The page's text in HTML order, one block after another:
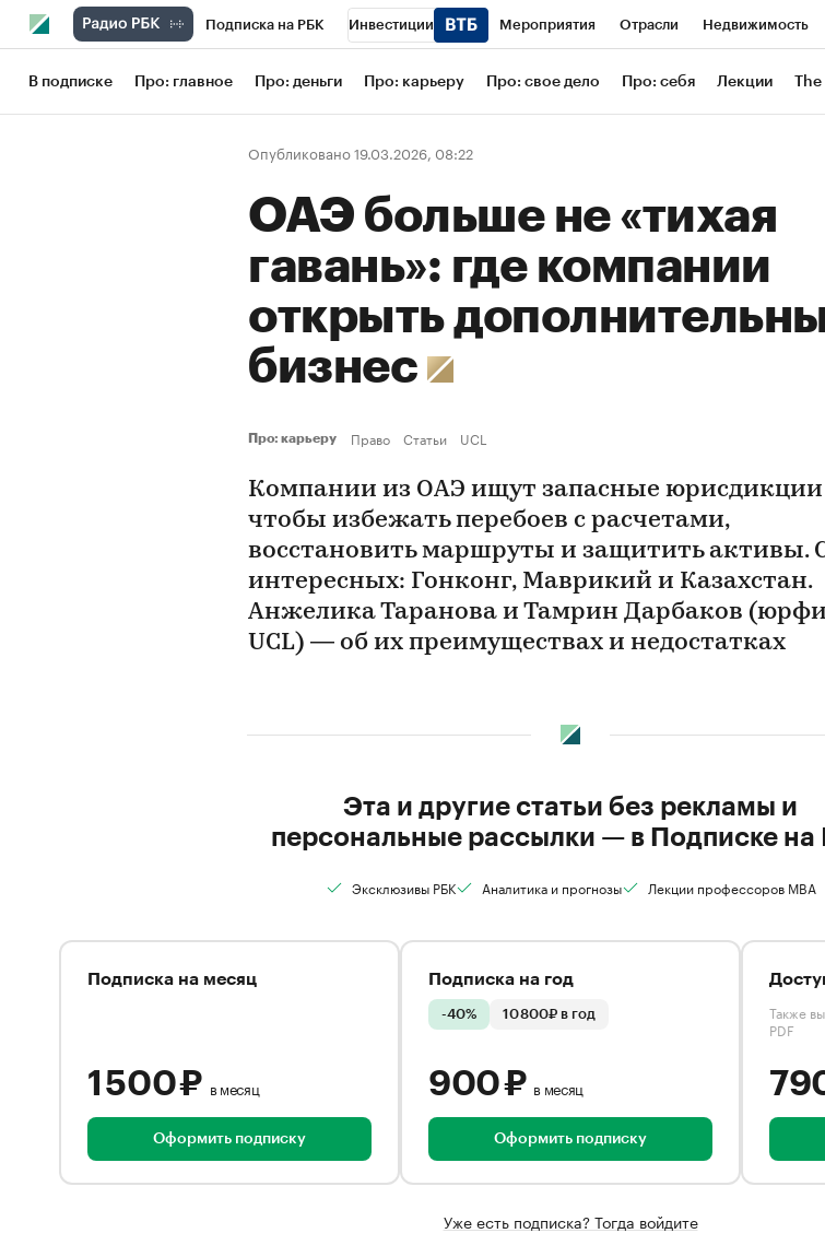
Подписка на РБК Инвестиции Мероприятия Отрасли Недвижимость
Школа управления РБК РБК Образование РБК Life Тренды
Рынок наличной валюты
В подписке Про: главное Про: деньги Про: карьеру Про: свое дело Про: себя Лекции
Опубликовано 19.03.2026, 08:22
ОАЭ больше не «тихая
гавань»: где компании
открыть
бизнес
Про: карьеру Право Статьи UCL
Компании из ОАЭ ищут запасные
чтобы избежать перебоев с расчетами,
восстановить маршруты и защитить активы.
интересных: Гонконг, Маврикий и Казахстан.
Анжелика Таранова и Тамрин Дарбаков
UCL) — об их преимуществах и недостатках
Эта и другие статьи без рекламы и
персональные рассылки — в Подписке на
Эксклюзивы РБК Аналитика и прогнозы Лекции профессоров MBA
Подписка на месяц
1 500 ₽ в месяц
Оформить подписку
Подписка на год
-40% 10 800₽ в год
900 ₽ в месяц
Оформить подписку
Также
PDF
Уже есть подписка? Тогда войдите